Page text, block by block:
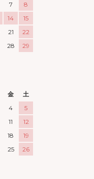
7
8
14
15
21
22
28
29
金
土
4
5
11
12
18
19
25
26